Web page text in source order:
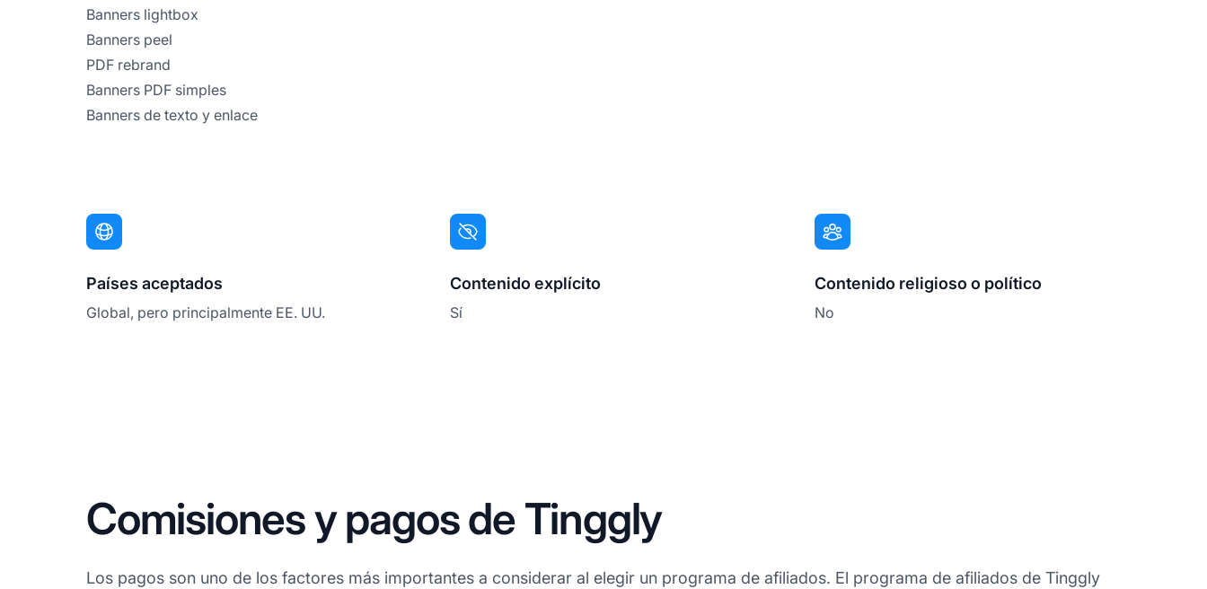
Banners lightbox
Banners peel
PDF rebrand
Banners PDF simples
Banners de texto y enlace
Países aceptados
Global, pero principalmente EE. UU.
Contenido explícito
Sí
Contenido religioso o político
No
Comisiones y pagos de Tinggly
Los pagos son uno de los factores más importantes a considerar al elegir un programa de afiliados. El programa de afiliados de Tinggly